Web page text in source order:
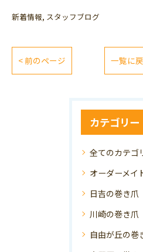
新着情報 スタッフブログ
< 前のページ 一覧に
カテゴリー
全てのカテゴ
オーダーメイ
日吉の巻き爪
川崎の巻き爪
自由が丘の巻